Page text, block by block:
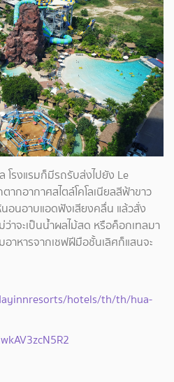
โรงแรมก็มีรถรับส่งไปยัง Le
กอากาศสไตล์โคโลเนียลสีฟ้าขาว
อนอาบแอดฟังเสียงคลื่น แล้วสั่ง
ว่าจะเป็นน้ำผลไม้สด หรือค็อกเทลมา
าหารจากเชฟฝีมือชั้นเลิศก็แสนจะ
hotels/th/th/hua-